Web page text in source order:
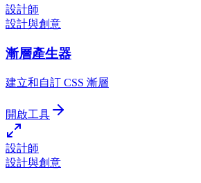
設計師
設計與創意
漸層產生器
建立和自訂 CSS 漸層
開啟工具
設計師
設計與創意